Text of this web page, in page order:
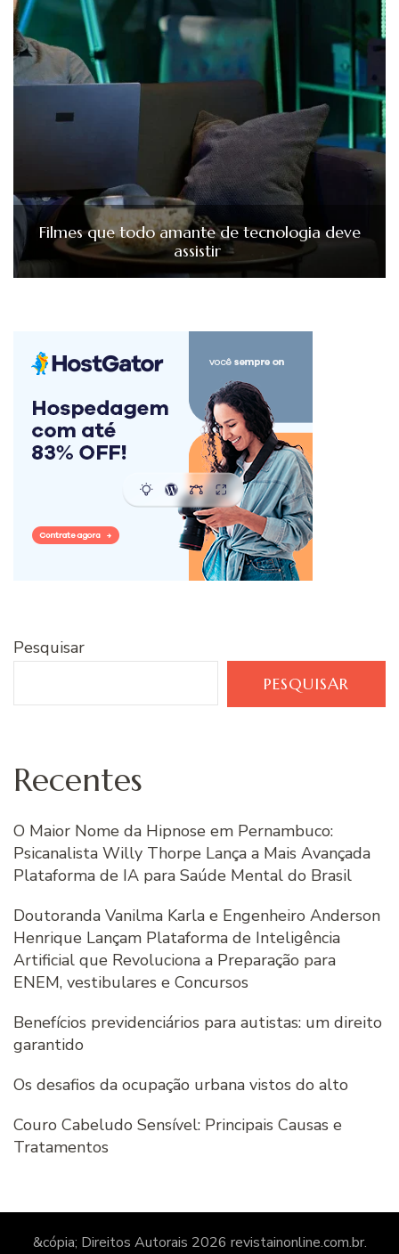
Filmes que todo amante de tecnologia deve
assistir
Pesquisar
PESQUISAR
Recentes
O Maior Nome da Hipnose em Pernambuco:
Psicanalista Willy Thorpe Lança a Mais Avançada
Plataforma de IA para Saúde Mental do Brasil
Doutoranda Vanilma Karla e Engenheiro Anderson
Henrique Lançam Plataforma de Inteligência
Artificial que Revoluciona a Preparação para
ENEM, vestibulares e Concursos
Benefícios previdenciários para autistas: um direito
garantido
Os desafios da ocupação urbana vistos do alto
Couro Cabeludo Sensível: Principais Causas e
Tratamentos
&cópia; Direitos Autorais 2026 revistainonline.com.br.